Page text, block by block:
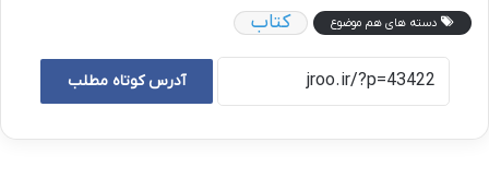
دسته های هم موضوع کتاب
آدرس کوتاه مطلب